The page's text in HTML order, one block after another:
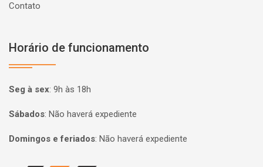
Contato
Horário de funcionamento
Seg à sex: 9h às 18h
Sábados: Não haverá expediente
Domingos e feriados: Não haverá expediente